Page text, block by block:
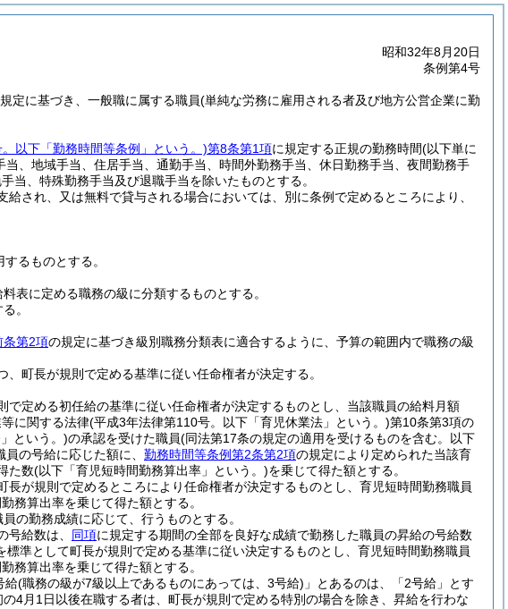
昭和32年8月20日
条例第4号
定に基づき、一般職に属する職員(単純な労務に雇用される者及び地方公営企業に勤
以下「勤務時間等条例」という。)第8条第1項に規定する正規の勤務時間(以下単に
、地域手当、住居手当、通勤手当、時間外勤務手当、休日勤務手当、夜間勤務手
当、特殊勤務手当及び退職手当を除いたものとする。
され、又は無料で貸与される場合においては、別に条例で定めるところにより、
るものとする。
表に定める職務の級に分類するものとする。
。
条第2項の規定に基づき級別職務分類表に適合するように、予算の範囲内で職務の級
町長が規則で定める基準に従い任命権者が決定する。
定める初任給の基準に従い任命権者が決定するものとし、当該職員の給料月額
に関する法律(平成3年法律第110号。以下「育児休業法」という。)第10条第3項の
という。)の承認を受けた職員(同法第17条の規定の適用を受けるものを含む。以下
の号給に応じた額に、 勤務時間等条例第2条第2項の規定により定められた当該育
た数(以下「育児短時間勤務算出率」という。)を乗じて得た額とする。
が規則で定めるところにより任命権者が決定するものとし、育児短時間勤務職員
務算出率を乗じて得た額とする。
の勤務成績に応じて、行うものとする。
給数は、 同項に規定する期間の全部を良好な成績で勤務した職員の昇給の号給数
標準として町長が規則で定める基準に従い決定するものとし、育児短時間勤務職員
務算出率を乗じて得た額とする。
給(職務の級が7級以上であるものにあっては、3号給) 」とあるのは、「2号給」とす
4月1日以後在職する者は、町長が規則で定める特別の場合を除き、昇給を行わな